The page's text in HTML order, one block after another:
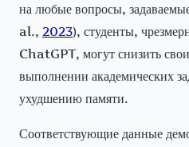
на любые вопросы,
al., 2023), студенты,
ChatGPT, могут снизить
выполнении академических
ухудшению памяти.
Соответствующие данные